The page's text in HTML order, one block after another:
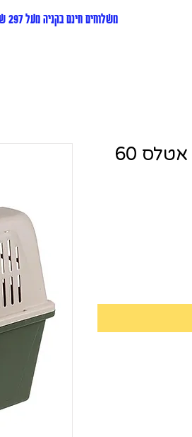
משלוחים חינם בקניה מעל 297 ש"ח
כלוב הטסה / נשיאה אטלס 60